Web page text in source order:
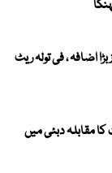
اضافہ ، فی تولہ ریٹ
اور بھارت کا مقابلہ دبئی میں